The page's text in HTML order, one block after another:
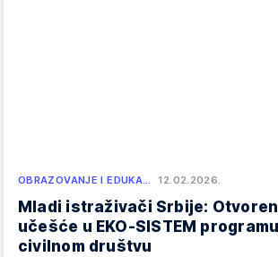
OBRAZOVANJE I EDUKA… 12.02.2026.
Mladi istraživači Srbije:
učešće u EKO-SISTEM
civilnom društvu